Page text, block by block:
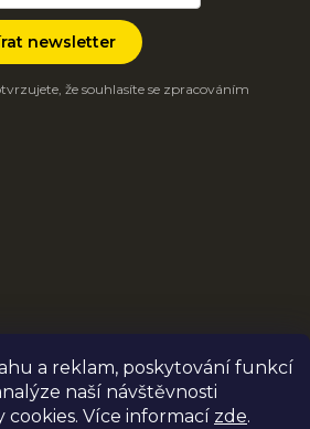
a reklam, poskytování funkcí
naší návštěvnosti
Více informací zde.
newsletter
že souhlasíte se zpracováním